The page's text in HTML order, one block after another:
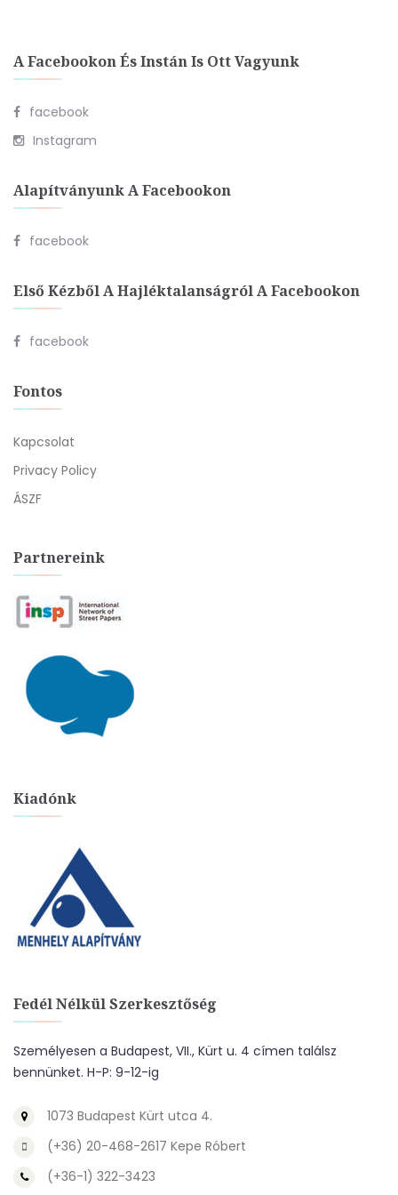
A Facebookon És Instán Is Ott Vagyunk
facebook
Instagram
Alapítványunk A Facebookon
facebook
Első Kézből A Hajléktalanságról A Facebookon
facebook
Fontos
Kapcsolat
Privacy Policy
ÁSZF
Partnereink
Kiadónk
Fedél Nélkül Szerkesztőség
Személyesen a Budapest, VII., Kürt u. 4 címen találsz
bennünket. H-P: 9-12-ig
1073 Budapest Kürt utca 4.
(+36) 20-468-2617 Kepe Róbert
(+36-1) 322-3423